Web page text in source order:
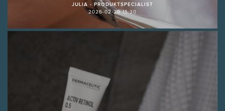
JULIA - PRODUKTSPECIALIST
2026-02-20 15:30